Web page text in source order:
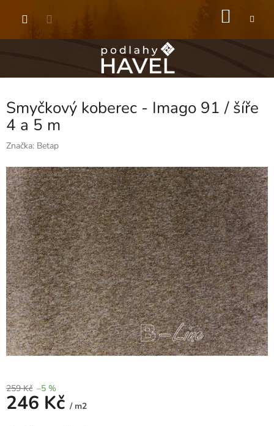
Smyčkový koberec - Imago 91 / šíře
4 a 5 m
Značka: Betap
259 Kč –5 %
246 Kč / m2